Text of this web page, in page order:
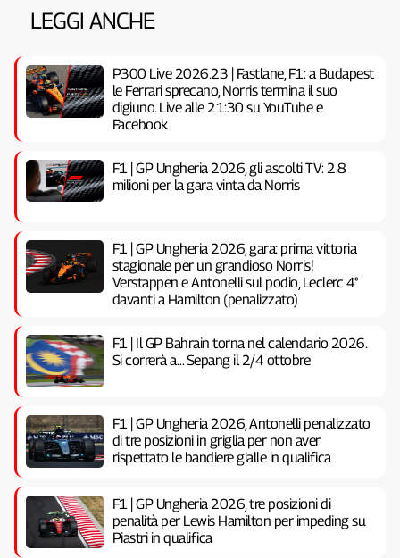
LEGGI ANCHE
P300 Live 2026.23 | Fastlane, F1: a Budapest
le Ferrari sprecano, Norris termina il suo
digiuno. Live alle 21:30 su YouTube e
Facebook
F1 | GP Ungheria 2026, gli ascolti TV: 2.8
milioni per la gara vinta da Norris
F1 | GP Ungheria 2026, gara: prima vittoria
stagionale per un grandioso Norris!
Verstappen e Antonelli sul podio, Leclerc 4°
davanti a Hamilton (penalizzato)
F1 | Il GP Bahrain torna nel calendario 2026.
Si correrà a… Sepang il 2/4 ottobre
F1 | GP Ungheria 2026, Antonelli penalizzato
di tre posizioni in griglia per non aver
rispettato le bandiere gialle in qualifica
F1 | GP Ungheria 2026, tre posizioni di
penalità per Lewis Hamilton per impeding su
Piastri in qualifica